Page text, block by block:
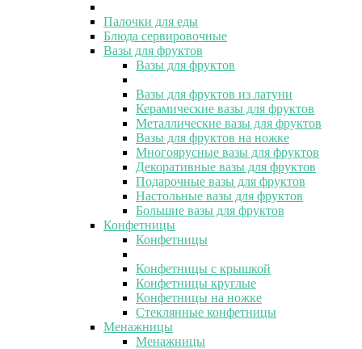
Палочки для еды
Блюда сервировочные
Вазы для фруктов
Вазы для фруктов
Вазы для фруктов из латуни
Керамические вазы для фруктов
Металлические вазы для фруктов
Вазы для фруктов на ножке
Многоярусные вазы для фруктов
Декоративные вазы для фруктов
Подарочные вазы для фруктов
Настольные вазы для фруктов
Большие вазы для фруктов
Конфетницы
Конфетницы
Конфетницы с крышкой
Конфетницы круглые
Конфетницы на ножке
Стеклянные конфетницы
Менажницы
Менажницы